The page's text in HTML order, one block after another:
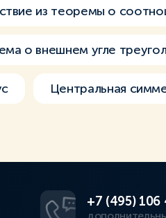
из теоремы о
о внешнем угле
Центральная
+7 (495) 106